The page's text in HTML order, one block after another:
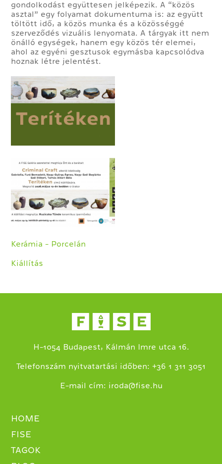
gondolkodást együttesen jelképezik. A “közös
asztal” egy folyamat dokumentuma is: az együtt
töltött idő, a közös munka és a közösséggé
szerveződés vizuális lenyomata. A tárgyak itt nem
önálló egységek, hanem egy közös tér elemei,
ahol az egyéni gesztusok egymásba kapcsolódva
hoznak létre jelentést.
Kerámia - Porcelán
Kiállítás
H-1054 Budapest, Kálmán Imre utca 16.
Telefonszám nyitvatartási időben: +36 1 311 3051
E-mail cím: iroda@fise.hu
HOME
FISE
TAGOK